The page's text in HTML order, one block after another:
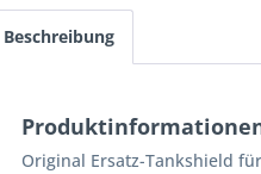
Beschreibung
Original Ersatz-Tankshield